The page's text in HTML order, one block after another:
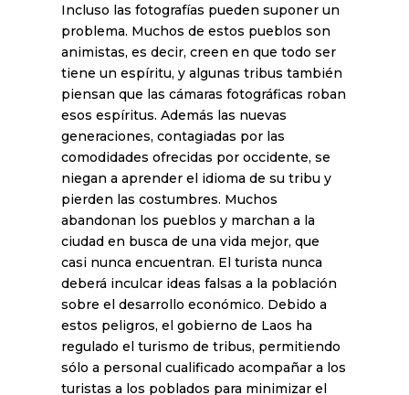
Incluso las fotografías pueden suponer un
problema. Muchos de estos pueblos son
animistas, es decir, creen en que todo ser
tiene un espíritu, y algunas tribus también
piensan que las cámaras fotográficas roban
esos espíritus. Además las nuevas
generaciones, contagiadas por las
comodidades ofrecidas por occidente, se
niegan a aprender el idioma de su tribu y
pierden las costumbres. Muchos
abandonan los pueblos y marchan a la
ciudad en busca de una vida mejor, que
casi nunca encuentran. El turista nunca
deberá inculcar ideas falsas a la población
sobre el desarrollo económico. Debido a
estos peligros, el gobierno de Laos ha
regulado el turismo de tribus, permitiendo
sólo a personal cualificado acompañar a los
turistas a los poblados para minimizar el